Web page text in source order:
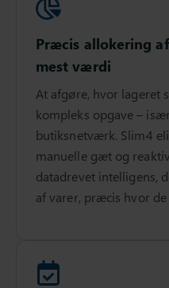
Præcis allokering
mest værdi
At afgøre, hvor lageret
kompleks opgave –
butiksnetværk. Slim4
manuelle gæt og
datadrevet intelligens,
af varer, præcis hvor